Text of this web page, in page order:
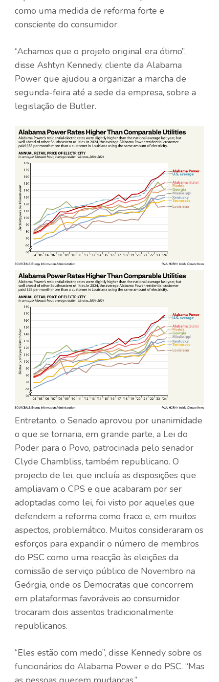
como uma medida de reforma forte e
consciente do consumidor.
“Achamos que o projeto original era ótimo”,
disse Ashtyn Kennedy, cliente da Alabama
Power que ajudou a organizar a marcha de
segunda-feira até a sede da empresa, sobre a
legislação de Butler.
Entretanto, o Senado aprovou por unanimidade
o que se tornaria, em grande parte, a Lei do
Poder para o Povo, patrocinada pelo senador
Clyde Chambliss, também republicano. O
projecto de lei, que incluía as disposições que
ampliavam o CPS e que acabaram por ser
adoptadas como lei, foi visto por aqueles que
defendem a reforma como fraco e, em muitos
aspectos, problemático. Muitos consideraram os
esforços para expandir o número de membros
do PSC como uma reacção às eleições da
comissão de serviço público de Novembro na
Geórgia, onde os Democratas que concorrem
em plataformas favoráveis ​​ao consumidor
trocaram dois assentos tradicionalmente
republicanos.
“Eles estão com medo”, disse Kennedy sobre os
funcionários do Alabama Power e do PSC. “Mas